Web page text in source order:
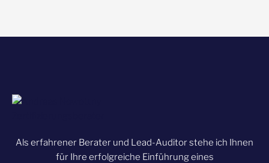
Als erfahrener Berater und Lead-Auditor stehe ich Ihnen
für Ihre erfolgreiche Einführung eines